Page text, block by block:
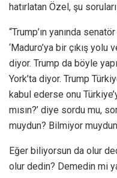
hatırlatan Özel, şu
“Trump’ın yanında
‘Maduro’ya bir çıkış yolu
diyor. Trump da böyle
York’ta diyor. Trump
kabul ederse onu
mısın?’ diye sordu mu,
muydun? Bilmiyor
Eğer biliyorsun da olur
olur dedin? Demedin mi